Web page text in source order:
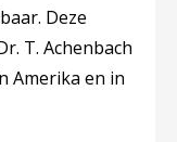
Deze
T. Achenbach
Amerika en in